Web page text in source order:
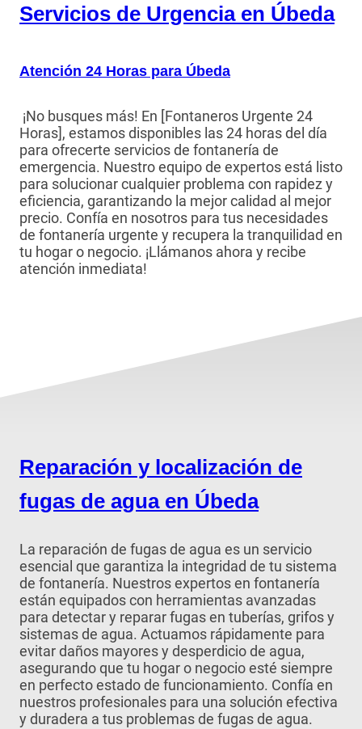
Servicios de Urgencia en Úbeda
Atención 24 Horas para Úbeda
¡No busques más! En [Fontaneros Urgente 24
Horas], estamos disponibles las 24 horas del día
para ofrecerte servicios de fontanería de
emergencia. Nuestro equipo de expertos está listo
para solucionar cualquier problema con rapidez y
eficiencia, garantizando la mejor calidad al mejor
precio. Confía en nosotros para tus necesidades
de fontanería urgente y recupera la tranquilidad en
tu hogar o negocio. ¡Llámanos ahora y recibe
atención inmediata!
Reparación y localización de
fugas de agua en Úbeda
La reparación de fugas de agua es un servicio
esencial que garantiza la integridad de tu sistema
de fontanería. Nuestros expertos en fontanería
están equipados con herramientas avanzadas
para detectar y reparar fugas en tuberías, grifos y
sistemas de agua. Actuamos rápidamente para
evitar daños mayores y desperdicio de agua,
asegurando que tu hogar o negocio esté siempre
en perfecto estado de funcionamiento. Confía en
nuestros profesionales para una solución efectiva
y duradera a tus problemas de fugas de agua.